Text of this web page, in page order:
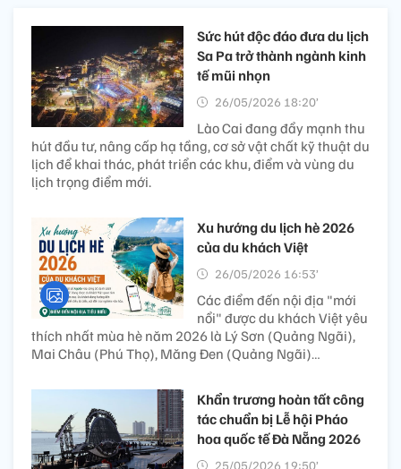
Sức hút độc đáo đưa du lịch
Sa Pa trở thành ngành kinh
tế mũi nhọn
26/05/2026 18:20’
Lào Cai đang đẩy mạnh thu
hút đầu tư, nâng cấp hạ tầng, cơ sở vật chất kỹ thuật du
lịch để khai thác, phát triển các khu, điểm và vùng du
lịch trọng điểm mới.
Xu hướng du lịch hè 2026
của du khách Việt
26/05/2026 16:53’
Các điểm đến nội địa "mới
nổi" được du khách Việt yêu
thích nhất mùa hè năm 2026 là Lý Sơn (Quảng Ngãi),
Mai Châu (Phú Thọ), Măng Đen (Quảng Ngãi)…
Khẩn trương hoàn tất công
tác chuẩn bị Lễ hội Pháo
hoa quốc tế Đà Nẵng 2026
25/05/2026 19:50’